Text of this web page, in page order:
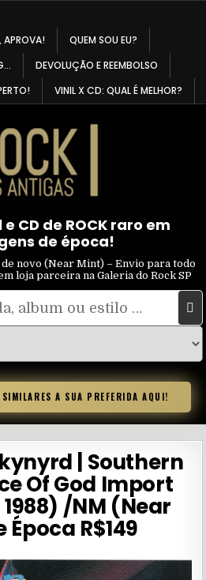
APROVA!
QUEM SOU EU?
DEVOLUÇÃO E REEMBOLSO
VINIL X CD: QUAL É MELHOR?
CD de ROCK raro em
de época!
novo (Near Mint) – Envio para todo
loja parceira na Galeria do Rock SP
A SUA PREFERIDA AQUI!
| Southern
Of God Import
1988) /NM (Near
R$149